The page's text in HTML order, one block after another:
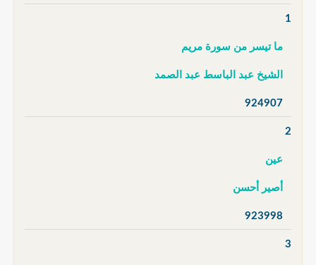
1
ما تيسر من سورة مريم
الشيخ عبد الباسط عبد الصمد
924907
2
عين
أصير أحسن
923998
3